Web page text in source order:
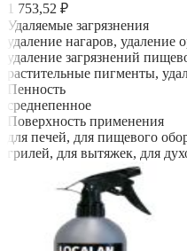
1 753,52 ₽
Удаляемые загрязнения
удаление нагаров, удаление
удаление загрязнений
растительные пигменты,
Пенность
среднепенное
Поверхность применения
для печей, для пищевого
грилей, для вытяжек, для